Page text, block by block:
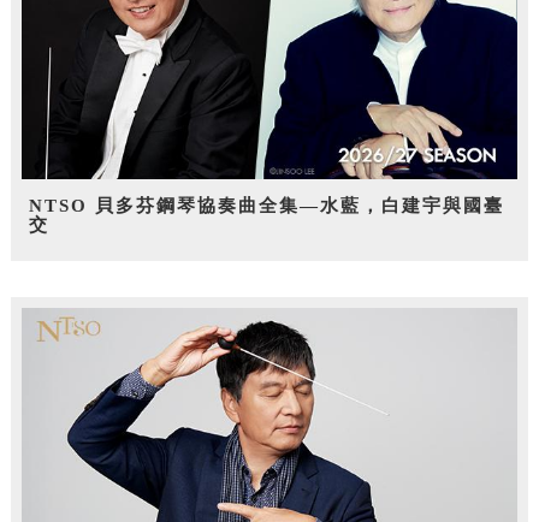
NTSO 貝多芬鋼琴協奏曲全集—水藍，白建宇與國臺
交